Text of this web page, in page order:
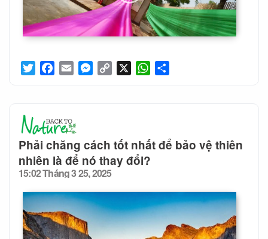
TwitterFacebook
Email Messenger
Copy
WhatsApp
Phải chăng cách tốt nhất để bảo vệ thiên
nhiên là để nó thay đổi?
Posted
on
15:02 Tháng 3 25, 2025